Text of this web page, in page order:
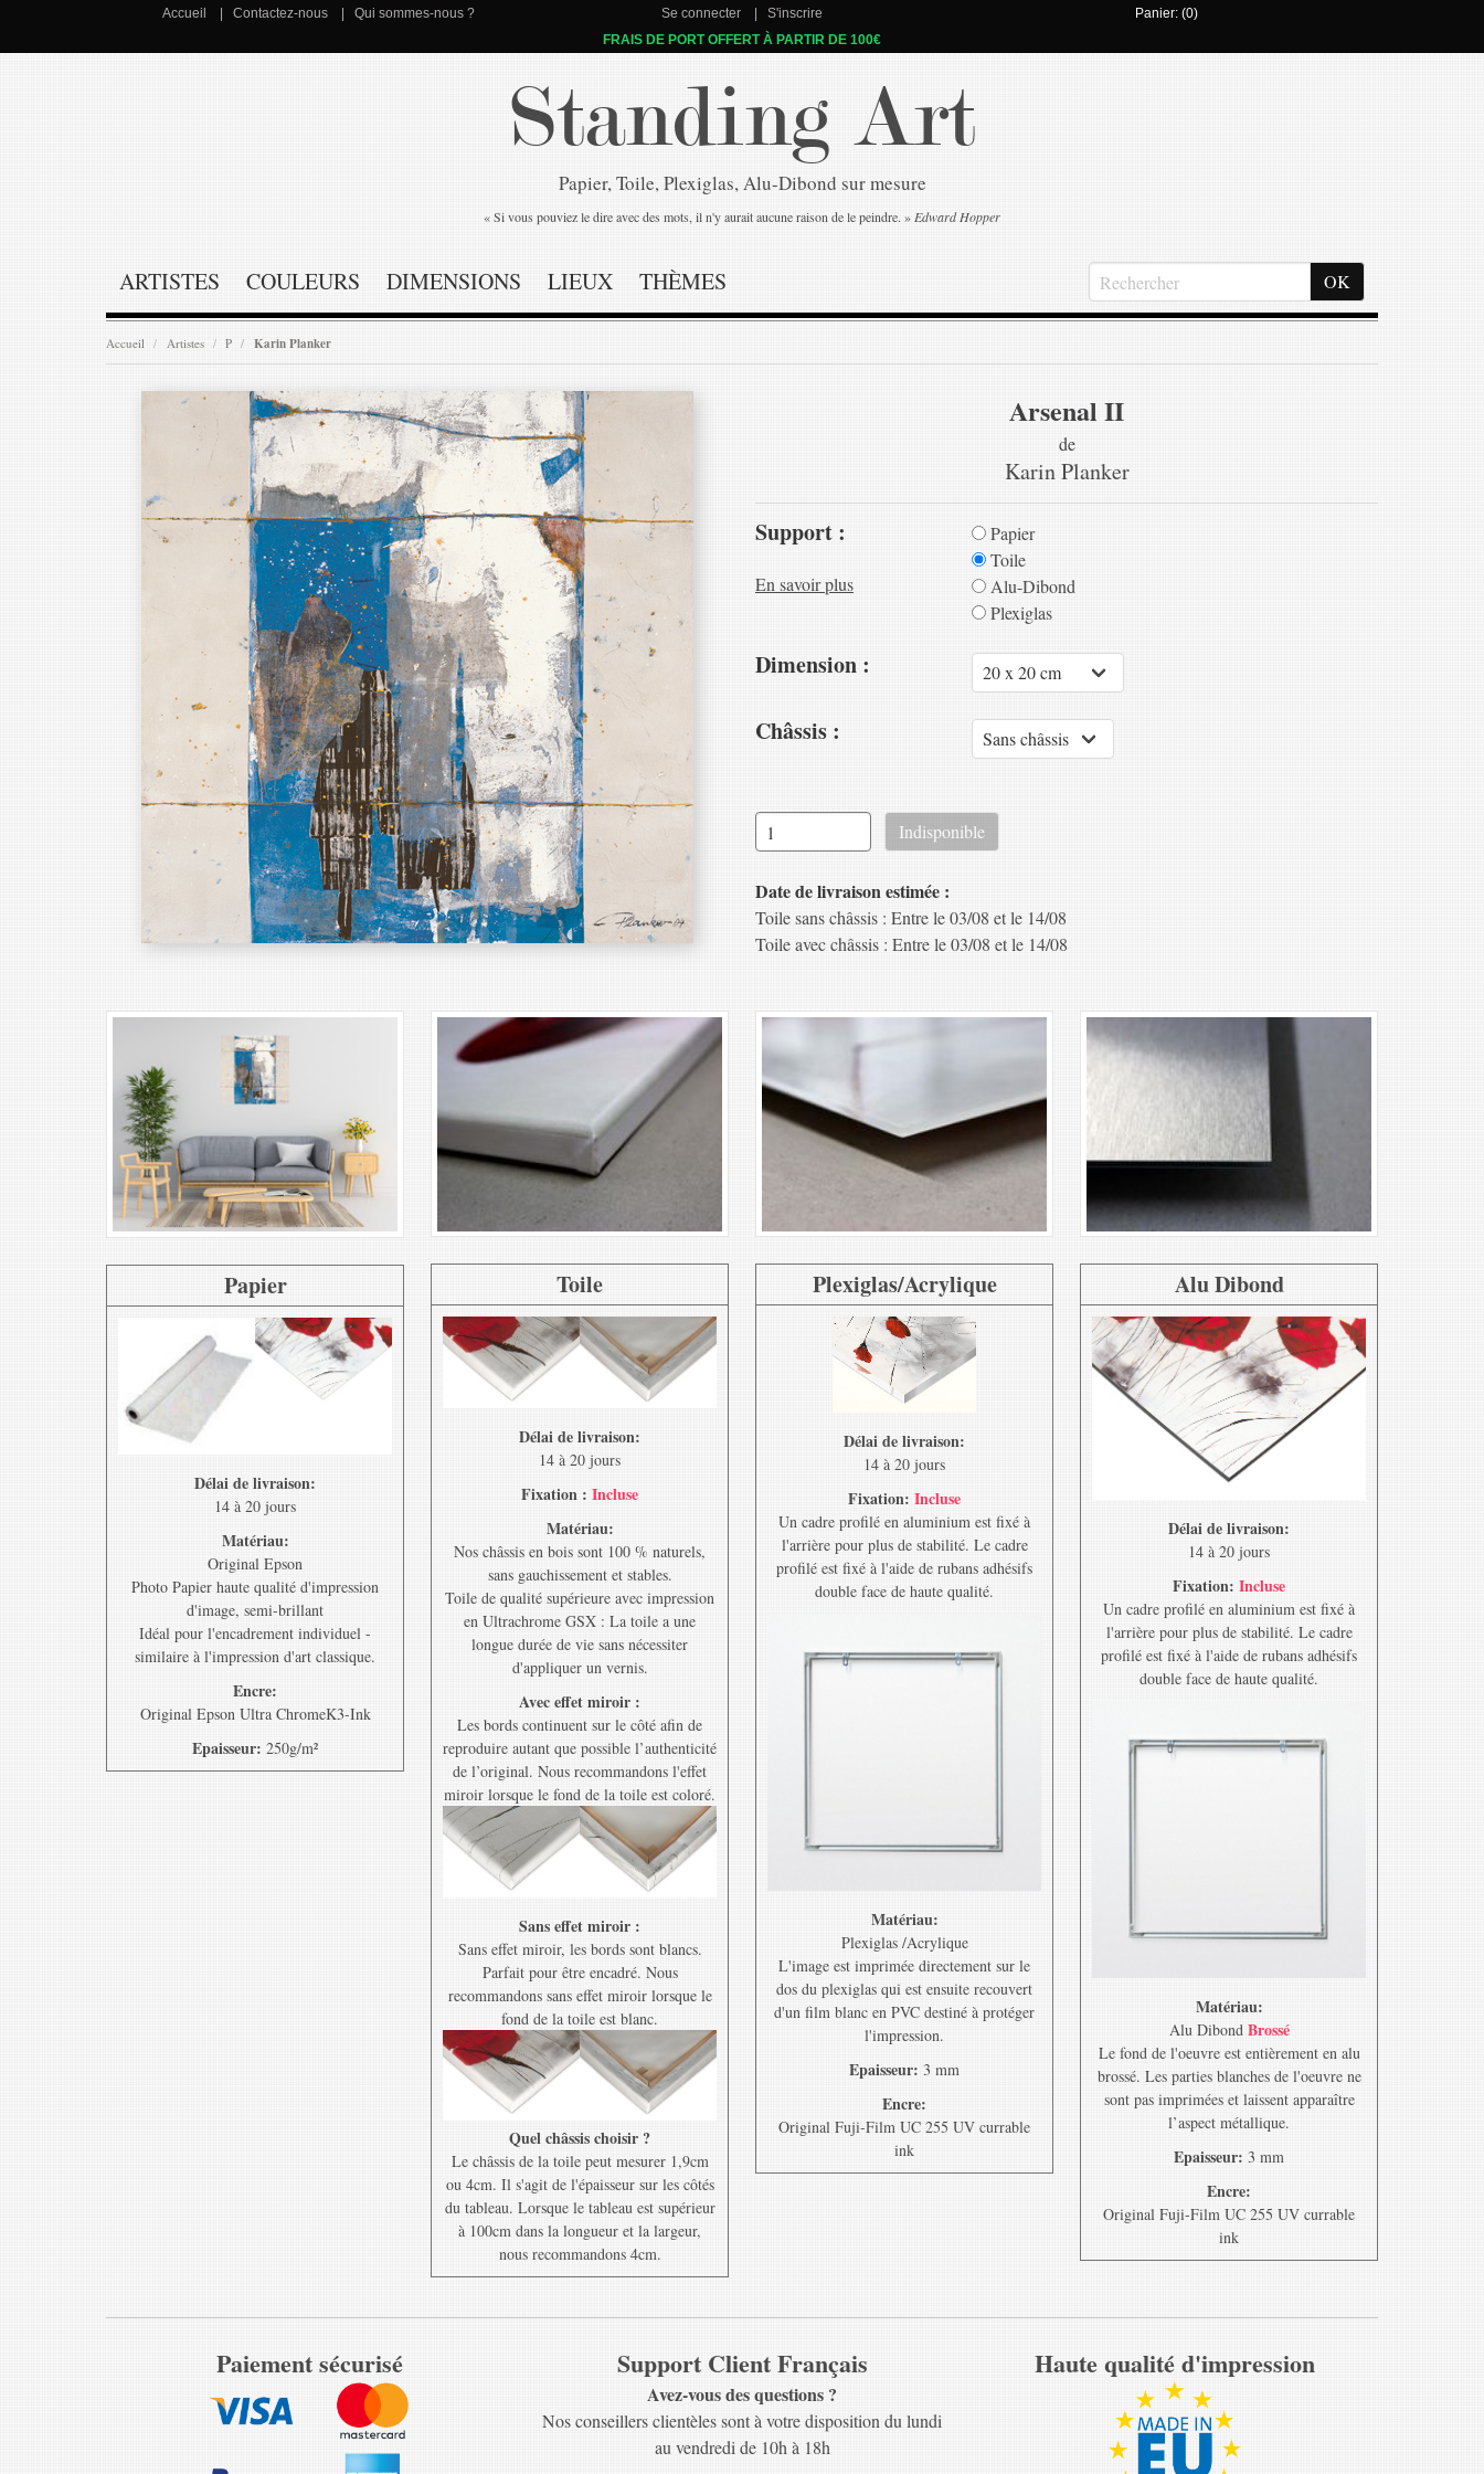
Accueil Contactez-nous Qui sommes-nous ? Se connecter S'inscrire
Panier: (0)
FRAIS DE PORT OFFERT À PARTIR DE 100€
Standing Art
Papier, Toile, Plexiglas, Alu-Dibond sur mesure
« Si vous pouviez le dire avec des mots, il n'y aurait aucune raison de le peindre. » Edward Hopper
ARTISTES COULEURS DIMENSIONS LIEUX THÈMES
Accueil Artistes P Karin Planker
Arsenal II
de
Karin Planker
Support :
En savoir plus
Papier
Toile
Alu-Dibond
Plexiglas
Dimension :
Châssis :
Date de livraison estimée :
Toile sans châssis : Entre le 03/08 et le 14/08
Toile avec châssis : Entre le 03/08 et le 14/08
Papier
Délai de livraison:
14 à 20 jours
Matériau:
Original Epson
Photo Papier haute qualité d'impression
d'image, semi-brillant
Idéal pour l'encadrement individuel -
similaire à l'impression d'art classique.
Encre:
Original Epson Ultra ChromeK3-Ink
Epaisseur: 250g/m²
Toile
Délai de livraison:
14 à 20 jours
Fixation : Incluse
Matériau:
Nos châssis en bois sont 100 % naturels,
sans gauchissement et stables.
Toile de qualité supérieure avec impression
en Ultrachrome GSX : La toile a une
longue durée de vie sans nécessiter
d'appliquer un vernis.
Avec effet miroir :
Les bords continuent sur le côté afin de
reproduire autant que possible l’authenticité
de l’original. Nous recommandons l'effet
miroir lorsque le fond de la toile est coloré.
Sans effet miroir :
Sans effet miroir, les bords sont blancs.
Parfait pour être encadré. Nous
recommandons sans effet miroir lorsque le
fond de la toile est blanc.
Quel châssis choisir ?
Le châssis de la toile peut mesurer 1,9cm
ou 4cm. Il s'agit de l'épaisseur sur les côtés
du tableau. Lorsque le tableau est supérieur
à 100cm dans la longueur et la largeur,
nous recommandons 4cm.
Plexiglas/Acrylique
Délai de livraison:
14 à 20 jours
Fixation: Incluse
Un cadre profilé en aluminium est fixé à
l'arrière pour plus de stabilité. Le cadre
profilé est fixé à l'aide de rubans adhésifs
double face de haute qualité.
Matériau:
Plexiglas /Acrylique
L'image est imprimée directement sur le
dos du plexiglas qui est ensuite recouvert
d'un film blanc en PVC destiné à protéger
l'impression.
Epaisseur: 3 mm
Encre:
Original Fuji-Film UC 255 UV currable
ink
Alu Dibond
Délai de livraison:
14 à 20 jours
Fixation: Incluse
Un cadre profilé en aluminium est fixé à
l'arrière pour plus de stabilité. Le cadre
profilé est fixé à l'aide de rubans adhésifs
double face de haute qualité.
Matériau:
Alu Dibond Brossé
Le fond de l'oeuvre est entièrement en alu
brossé. Les parties blanches de l'oeuvre ne
sont pas imprimées et laissent apparaître
l’aspect métallique.
Epaisseur: 3 mm
Encre:
Original Fuji-Film UC 255 UV currable
ink
Paiement sécurisé Support Client Français
Avez-vous des questions ?
Nos conseillers clientèles sont à votre disposition du lundi
au vendredi de 10h à 18h
Haute qualité d'impression